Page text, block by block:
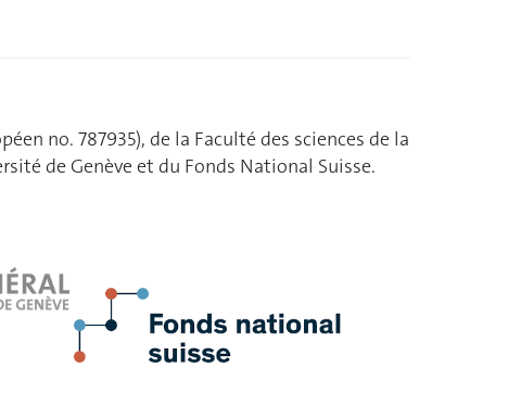
no. 787935), de la Faculté des sciences de la
de Genève et du Fonds National Suisse.